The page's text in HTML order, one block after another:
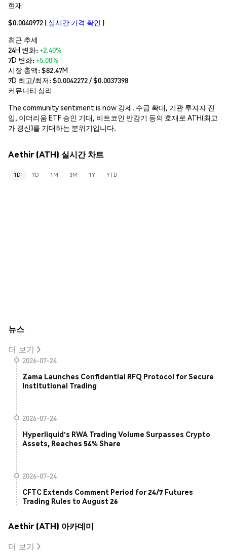
현재
$0.0040972 ( 실시간 가격 확인 )
최근 추세
24H 변화:+2.40%
7D 변화:+5.00%
시장 총액:$82.47M
7D 최고/최저: $0.0042272/ $0.0037398
커뮤니티 심리
The community sentiment is now 강세. 수급 확대, 기관 투자자 진
입, 이더리움 ETF 승인 기대, 비트코인 반감기 등의 호재로 ATH(최고
가 경신)를 기대하는 분위기입니다.
Aethir (ATH) 실시간 차트
1D 7D 1M 3M 1Y YTD
뉴스
더 보기
2026-07-24
Zama Launches Confidential RFQ Protocol for Secure
Institutional Trading
2026-07-24
Hyperliquid's RWA Trading Volume Surpasses Crypto
Assets, Reaches 54% Share
2026-07-24
CFTC Extends Comment Period for 24/7 Futures
Trading Rules to August 26
Aethir (ATH) 아카데미
더 보기